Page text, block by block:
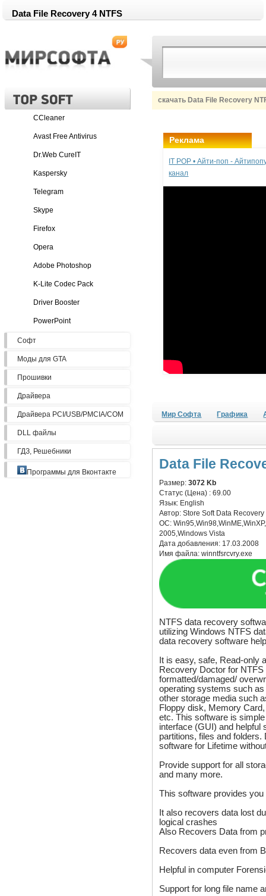
Data File Recovery 4 NTFS
скачать Data File Recovery
CCleaner
Avast Free Antivirus
Dr.Web CureIT
Kaspersky
Telegram
Skype
Firefox
Opera
Adobe Photoshop
K-Lite Codec Pack
Driver Booster
PowerPoint
Софт
Моды для GTA
Прошивки
Драйвера
Драйвера PCI/USB/PMCIA/COM
DLL файлы
ГДЗ, Решебники
Программы для Вконтакте
Реклама
IT POP • Айти-поп -
канал
Мир Софта Графика
Data File
Размер:3072 Kb
Статус (Цена) :69.00
Язык: English
Автор:Store Soft Data Recovery
ОС:
2005,Windows Vista
Дата добавления: 17.03.2008
Имя файла:winntfsrcvry.exe
NTFS data recovery
utilizing Windows NTFS
data recovery software
It is easy, safe, Read-only
Recovery Doctor for
formatted/damaged/
operating systems such
other storage media such
Floppy disk, Memory
etc. This software is
interface (GUI) and helpful
partitions, files and
software for Lifetime
Provide support for all
and many more.
This software provides
It also recovers data lost
logical crashes
Also Recovers Data from
Recovers data even from
Helpful in computer
Support for long file name